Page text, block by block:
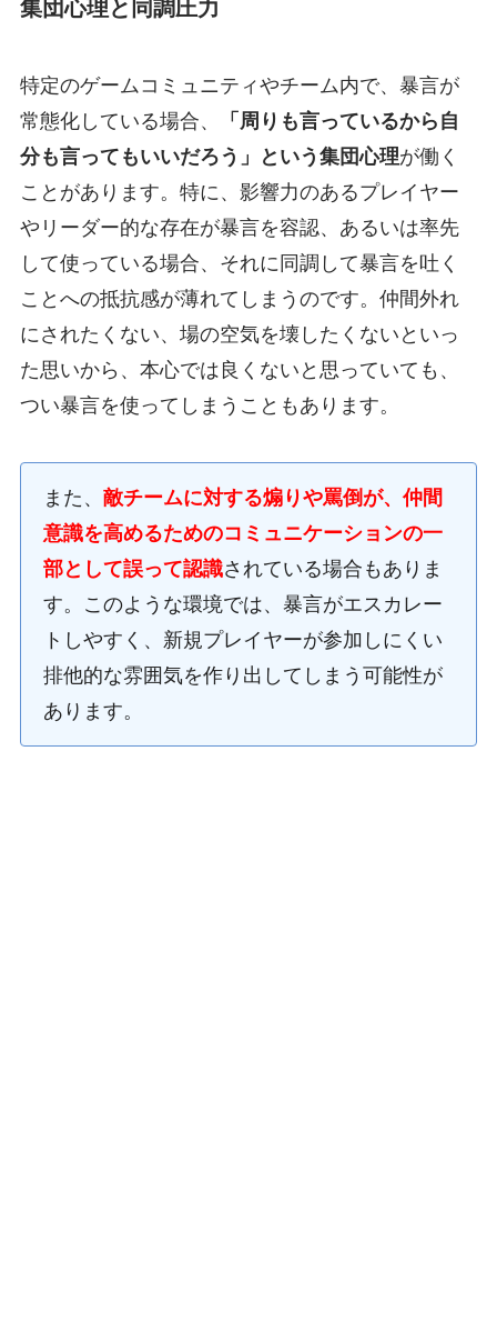
集団心理と同調圧力
特定のゲームコミュニティやチーム内で、暴言が
常態化している場合、
「周りも言っているから自
分も言ってもいいだろう」という集団心理が働く
ことがあります。特に、影響力のあるプレイヤー
やリーダー的な存在が暴言を容認、あるいは率先
して使っている場合、それに同調して暴言を吐く
ことへの抵抗感が薄れてしまうのです。仲間外れ
にされたくない、場の空気を壊したくないといっ
た思いから、本心では良くないと思っていても、
つい暴言を使ってしまうこともあります。
また、 敵チームに対する煽りや罵倒が、仲間
意識を高めるためのコミュニケーションの一
部として誤って認識されている場合もありま
す。このような環境では、暴言がエスカレー
トしやすく、新規プレイヤーが参加しにくい
排他的な雰囲気を作り出してしまう可能性が
あります。